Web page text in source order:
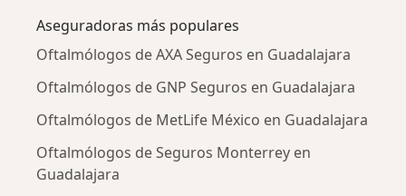
Aseguradoras más populares
Oftalmólogos de AXA Seguros en Guadalajara
Oftalmólogos de GNP Seguros en Guadalajara
Oftalmólogos de MetLife México en Guadalajara
Oftalmólogos de Seguros Monterrey en
Guadalajara